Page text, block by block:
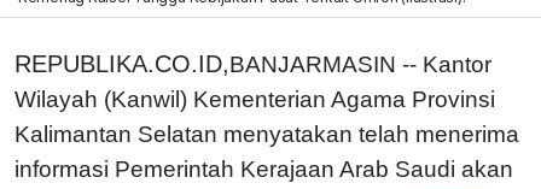
REPUBLIKA.CO.ID,BANJARMASIN -- Kantor
Wilayah (Kanwil) Kementerian Agama Provinsi
Kalimantan Selatan menyatakan telah menerima
informasi Pemerintah Kerajaan Arab Saudi akan